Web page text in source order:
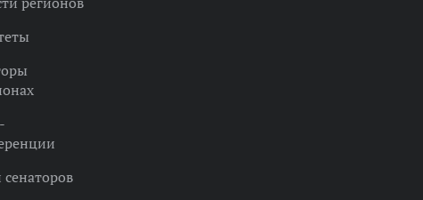
сенаторов